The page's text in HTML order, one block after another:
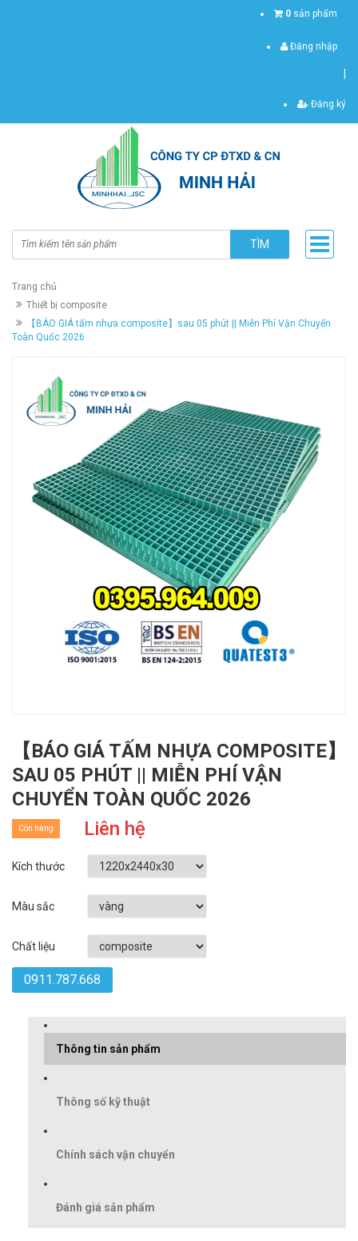
0 sản phẩm
Đăng nhập
Đăng ký
TÌM
Trang chủ
Thiết bị composite
【BÁO GIÁ tấm nhựa composite】sau 05 phút || Miễn Phí Vận Chuyển
Toàn Quốc 2026
【BÁO GIÁ TẤM NHỰA COMPOSITE】
SAU 05 PHÚT || MIỄN PHÍ VẬN
CHUYỂN TOÀN QUỐC 2026
Liên hệ
Còn hàng
Kích thước
Màu sắc
Chất liệu
0911.787.668
Thông tin sản phẩm
Thông số kỹ thuật
Chính sách vận chuyển
Đánh giá sản phẩm